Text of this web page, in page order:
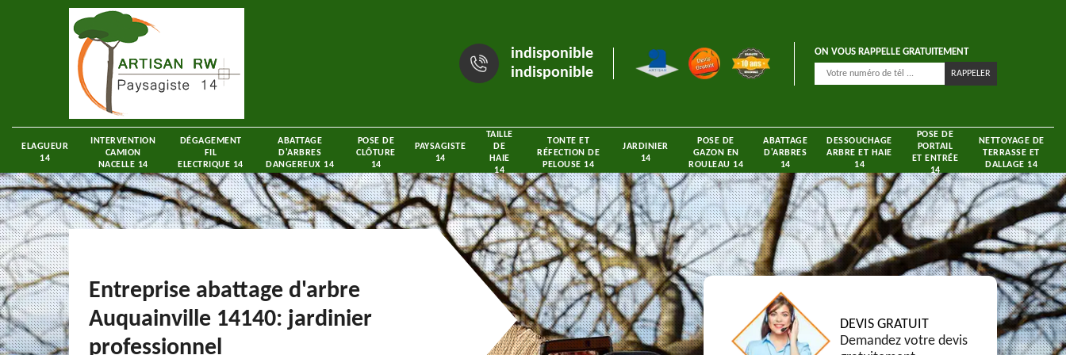
indisponible
indisponible
ON VOUS RAPPELLE GRATUITEMENT
ELAGUEUR
14
INTERVENTION
CAMION
NACELLE 14
DÉGAGEMENT
FIL
ELECTRIQUE 14
ABATTAGE
D'ARBRES
DANGEREUX 14
POSE DE
CLÔTURE
14
PAYSAGISTE
14
TAILLE
DE
HAIE
14
TONTE ET
RÉFECTION DE
PELOUSE 14
JARDINIER
14
POSE DE
GAZON EN
ROULEAU 14
ABATTAGE
D'ARBRES
14
DESSOUCHAGE
ARBRE ET HAIE
14
POSE DE
PORTAIL
ET ENTRÉE
14
NETTOYAGE DE
TERRASSE ET
DALLAGE 14
Entreprise abattage d'arbre
Auquainville 14140: jardinier
professionnel
DEVIS GRATUIT
Demandez votre devis